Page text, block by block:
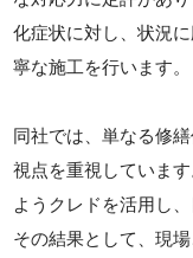
化症状に対し、状況
寧な施工を行います。
同社では、単なる修
視点を重視していま
ようクレドを活用し
その結果として、現